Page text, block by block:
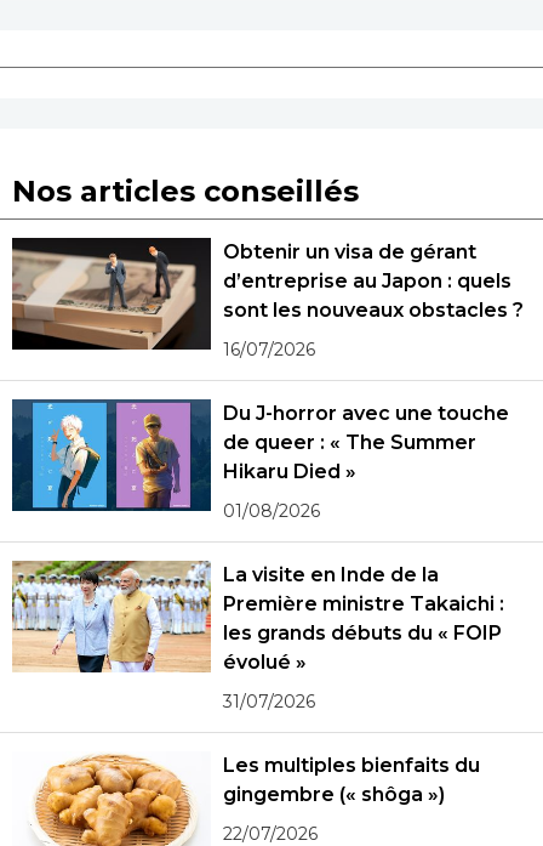
Nos articles conseillés
Obtenir un visa de gérant
d’entreprise au Japon : quels
sont les nouveaux obstacles ?
16/07/2026
Du J-horror avec une touche
de queer : « The Summer
Hikaru Died »
01/08/2026
La visite en Inde de la
Première ministre Takaichi :
les grands débuts du « FOIP
évolué »
31/07/2026
Les multiples bienfaits du
gingembre (« shôga »)
22/07/2026